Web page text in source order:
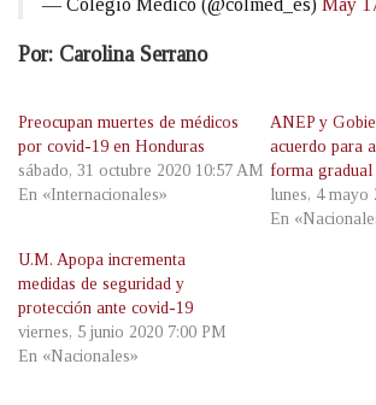
— Colegio Médico (@colmed_es) May
Por: Carolina Serrano
Preocupan muertes de médicos
por covid-19 en Honduras
sábado, 31 octubre 2020 10:57 AM
En «Internacionales»
ANEP y
acuerdo para
forma gradual
lunes, 4 mayo
En
U.M. Apopa incrementa
medidas de seguridad y
protección ante covid-19
viernes, 5 junio 2020 7:00 PM
En «Nacionales»